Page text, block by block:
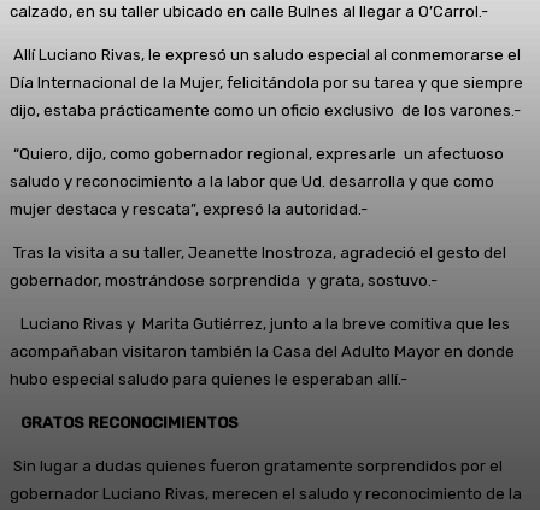
calzado, en su taller ubicado en calle Bulnes al llegar a O’Carrol.-
Allí Luciano Rivas, le expresó un saludo especial al conmemorarse el
Día Internacional de la Mujer, felicitándola por su tarea y que siempre
dijo, estaba prácticamente como un oficio exclusivo de los varones.-
“Quiero, dijo, como gobernador regional, expresarle un afectuoso
saludo y reconocimiento a la labor que Ud. desarrolla y que como
mujer destaca y rescata”, expresó la autoridad.-
Tras la visita a su taller, Jeanette Inostroza, agradeció el gesto del
gobernador, mostrándose sorprendida y grata, sostuvo.-
Luciano Rivas y Marita Gutiérrez, junto a la breve comitiva que les
acompañaban visitaron también la Casa del Adulto Mayor en donde
hubo especial saludo para quienes le esperaban allí.-
GRATOS RECONOCIMIENTOS
Sin lugar a dudas quienes fueron gratamente sorprendidos por el
gobernador Luciano Rivas, merecen el saludo y reconocimiento de la